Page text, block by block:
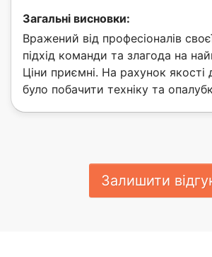
Загальні висновки:
Вражений від професіоналів
підхід команди та злагода на
Ціни приємні. На рахунок якості
було побачити техніку та
Залишити